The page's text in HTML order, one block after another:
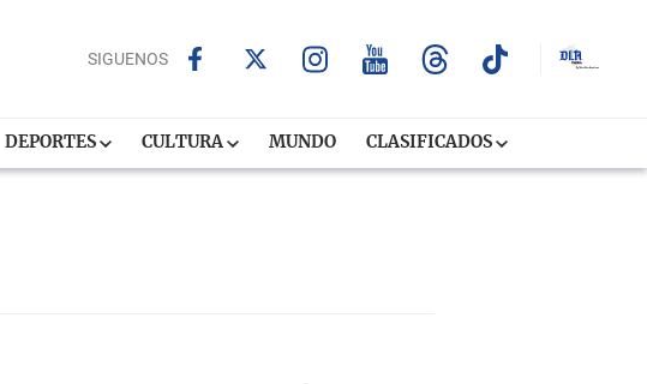
SIGUENOS
DEPORTES CULTURA MUNDO CLASIFICADOS